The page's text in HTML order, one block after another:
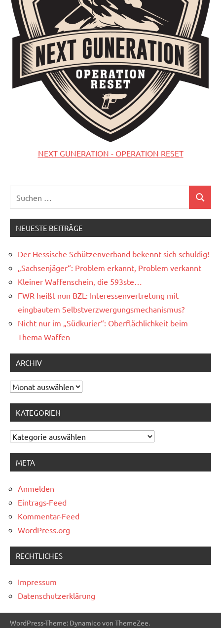
NEXT GUNERATION - OPERATION RESET
nach:
Suchen
NEUESTE BEITRÄGE
Der Hessische Schützenverband bekennt sich schuldig!
„Sachsenjäger“: Problem erkannt, Problem verkannt
Kleiner Waffenschein, die 593ste…
FWR heißt nun BZL: Interessenvertretung mit
eingbautem Selbstverzwergungsmechanismus?
Nicht nur im „Südkurier“: Oberflächlichkeit beim
Thema Waffen
ARCHIV
Archiv
KATEGORIEN
Kategorien
META
Anmelden
Eintrags-Feed
Kommentar-Feed
WordPress.org
RECHTLICHES
Impressum
Datenschutzerklärung
WordPress-Theme: Dynamico von ThemeZee.